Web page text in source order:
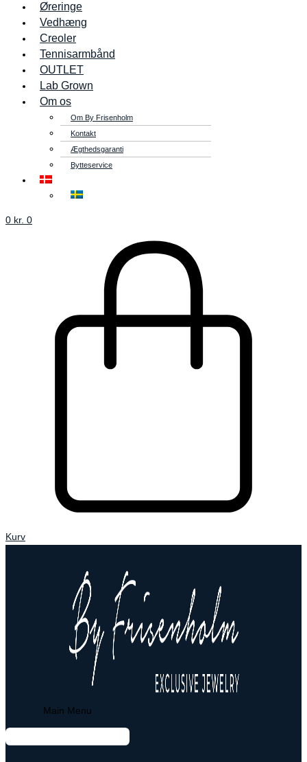
Øreringe
Vedhæng
Creoler
Tennisarmbånd
OUTLET
Lab Grown
Om os
Om By Frisenholm
Kontakt
Ægthedsgaranti
Bytteservice
0 kr. 0
Kurv
Main Menu